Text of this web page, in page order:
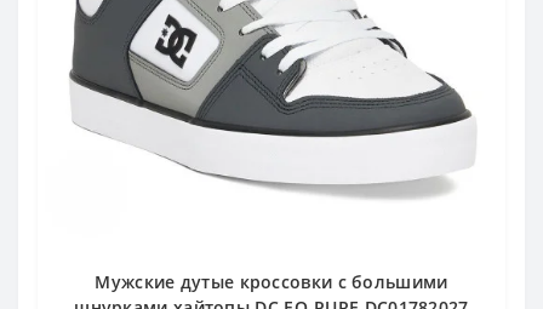
Мужские дутые кроссовки с большими